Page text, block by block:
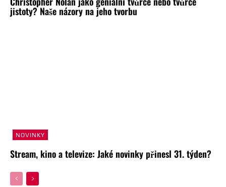
jistoty? Naše názory na jeho tvorbu
NOVINKY
Stream, kino a televize: Jaké novinky přinesl 31. týden?